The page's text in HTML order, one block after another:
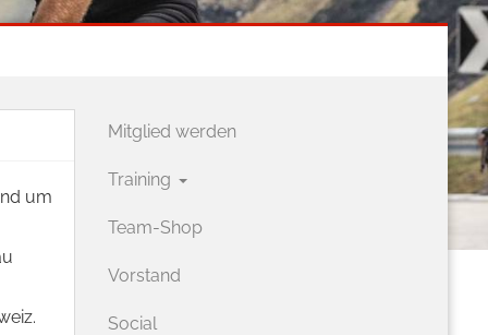
um
Mitglied werden
Training
Team-Shop
Vorstand
Social